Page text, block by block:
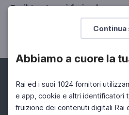
Abbiamo a cuore la
Rai ed i suoi 1024 fornitori
e app, cookie e altri identificatori
fruizione dei contenuti digitali Rai
Se il teatro si fa in due
Essere una coppia in scena e
Facebook Instagram